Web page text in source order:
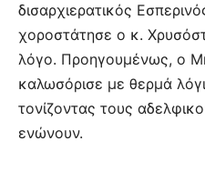
δισαρχιερατικός
χοροστάτησε ο κ.
λόγο. Προηγουμένως, ο
καλωσόρισε με θερμά
τονίζοντας τους
ενώνουν.